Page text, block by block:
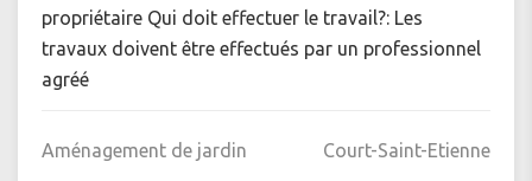
propriétaire Qui doit effectuer le travail?: Les
travaux doivent être effectués par un professionnel
agréé
Aménagement de jardin Court-Saint-Etienne